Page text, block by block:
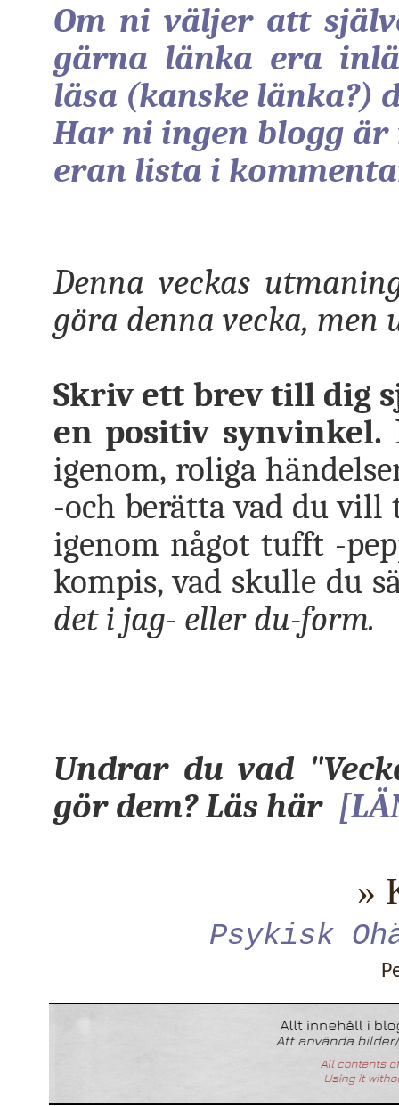
Om ni väljer att
gärna länka era
läsa (kanske länka?)
Har ni ingen blogg
eran lista i
Denna veckas
göra denna vecka,
Skriv ett brev till dig
en positiv synvinkel.
igenom, roliga
-och berätta vad du vill
igenom något tufft -
kompis, vad skulle du
det i jag- eller du-form.
Undrar du vad
gör dem? Läs här
»
Psykisk